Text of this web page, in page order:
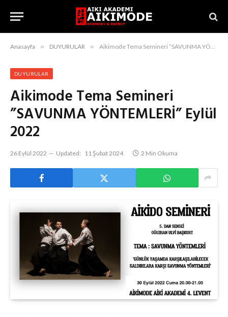
Anasayfa » DUYURULAR » Aikimode Tema Semineri ”SAVUNMA YÖNTEMLERİ” Eylül 2022
DUYURULAR
Aikimode Tema Semineri
”SAVUNMA YÖNTEMLERİ” Eylül
2022
26 Eylül 2022 Updated: 11 Şubat 2024 2 Min Okuma